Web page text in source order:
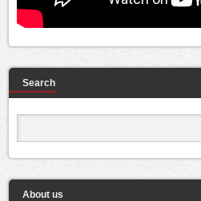
Search
About us